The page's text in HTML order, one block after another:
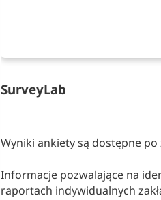
SurveyLab
Wyniki ankiety są dostępne
Informacje pozwalające na
raportach indywidualnych